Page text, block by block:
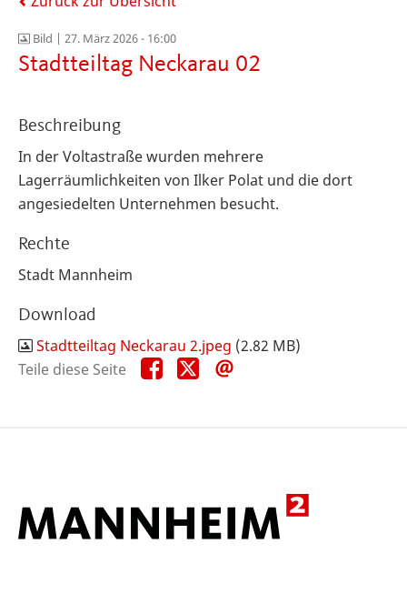
Bild | 27. März 2026 - 16:00
Stadtteiltag Neckarau 02
Beschreibung
In der Voltastraße wurden mehrere
Lagerräumlichkeiten von Ilker Polat und die dort
angesiedelten Unternehmen besucht.
Rechte
Stadt Mannheim
Download
Stadtteiltag Neckarau 2.jpeg (2.82 MB)
Teile diese Seite
Teile
diese
Teile
diese